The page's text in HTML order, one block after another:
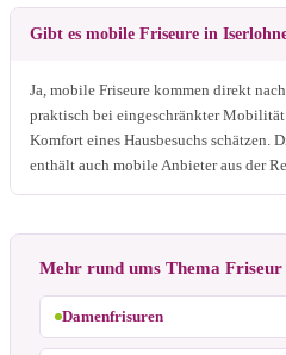
Gibt es mobile Friseure in
Ja, mobile Friseure kommen direkt
praktisch bei eingeschränkter
Komfort eines Hausbesuchs schätzen.
enthält auch mobile Anbieter aus der
Mehr rund ums Thema Friseur
Damenfrisuren